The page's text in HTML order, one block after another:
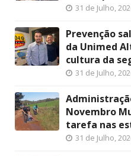
31 de Julho,
Prevenção
da Unimed
cultura da
31 de Julho,
Novembro
tarefa nas
31 de Julho,